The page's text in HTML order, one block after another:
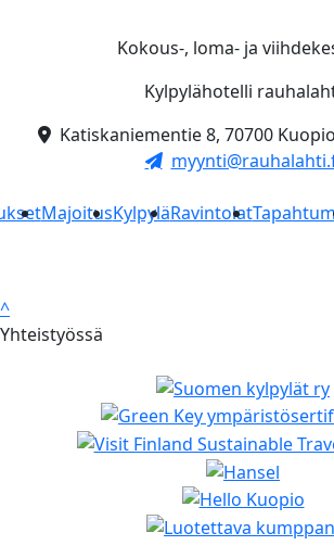
Kokous-, loma- ja
Kylpylähotelli
Katiskaniementie 8, 70700 Kuopio
MajoitusKylpyläRavintolat
^
Yhteistyössä